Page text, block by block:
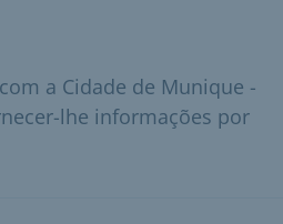
a Cidade de Munique -
lhe informações por